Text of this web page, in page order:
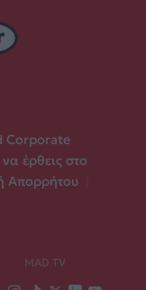
Corporate
έρθεις στο
Απορρήτου
MAD TV